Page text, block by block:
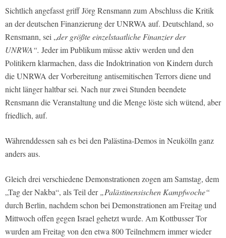
Sichtlich angefasst griff Jörg Rensmann zum Abschluss die Kritik
an der deutschen Finanzierung der UNRWA auf. Deutschland, so
Rensmann, sei „der größte einzelstaatliche Finanzier der
UNRWA“. Jeder im Publikum müsse aktiv werden und den
Politikern klarmachen, dass die Indoktrination von Kindern durch
die UNRWA der Vorbereitung antisemitischen Terrors diene und
nicht länger haltbar sei. Nach nur zwei Stunden beendete
Rensmann die Veranstaltung und die Menge löste sich wütend, aber
friedlich, auf.
Währenddessen sah es bei den Palästina-Demos in Neukölln ganz
anders aus.
Gleich drei verschiedene Demonstrationen zogen am Samstag, dem
„Tag der Nakba“, als Teil der„Palästinensischen Kampfwoche“
durch Berlin, nachdem schon bei Demonstrationen am Freitag und
Mittwoch offen gegen Israel gehetzt wurde. Am Kottbusser Tor
wurden am Freitag von den etwa 800 Teilnehmern immer wieder